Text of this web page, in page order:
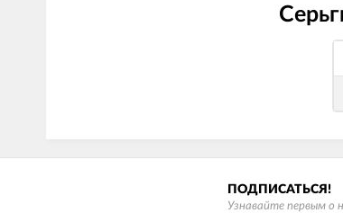
ПОДПИСАТЬСЯ!
Узнавайте первым о